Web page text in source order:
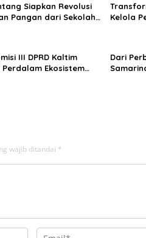
Siapkan Revolusi
Pangan dari Sekolah,
Kelola
III DPRD Kaltim
Ekosistem
Dari
wajib ditandai *